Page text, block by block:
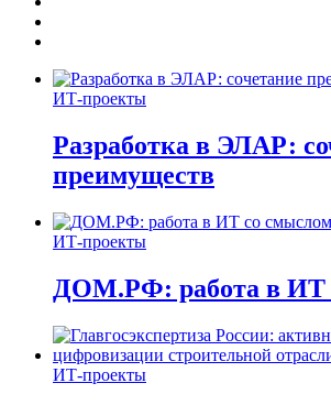
ИТ-проекты
Разработка в ЭЛАР:
преимуществ
ИТ-проекты
ДОМ.РФ: работа в ИТ
ИТ-проекты